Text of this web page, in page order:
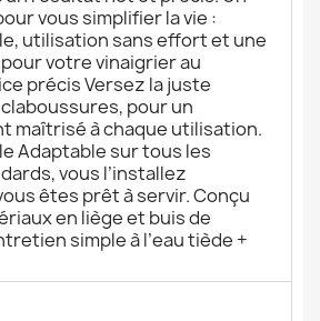
vous simplifier la vie :
utilisation sans effort et une
votre vinaigrier au
précis Versez la juste
pour un
maîtrisé à chaque utilisation.
Adaptable sur tous les
vous l’installez
êtes prêt à servir. Conçu
en liège et buis de
simple à l’eau tiède +